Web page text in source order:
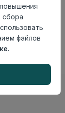
от
сбора
файлов